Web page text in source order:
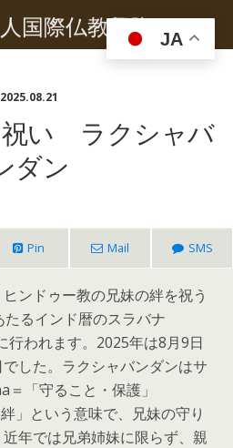
公益財団法人国際仏教興隆協会
2025.08.21
祝い ラクシャバ
ダン
Pin Mail SMS
ンドゥー教の兄妹の絆を祝う
るインド暦のスラバナ
行われます。2025年は8月9日
した。ラクシャバンダンはサ
「守ること・保護」
」という意味で、兄妹の守り
年では兄弟姉妹に限らず、親
JA